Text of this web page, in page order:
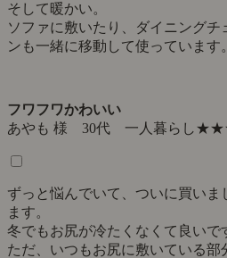
そして暖かい。
ソファに敷いたり、ダイニング
ンも一緒に移動して使っています。
フワフワかわいい
あやも 様 30代 一人暮らし
ずっと悩んでいて、ついに買い
ます。
冬でもお尻が冷たくなくて良いで
ただ、いつもお尻に敷いている部